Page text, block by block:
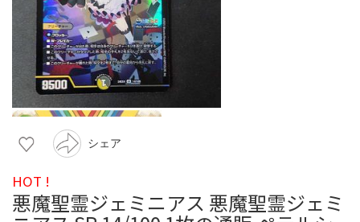
シェア
HOT !
悪魔聖霊ジェミニアス 悪魔聖霊ジェミ